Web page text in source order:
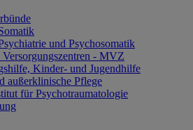
und Psychosomatik
- MVZ
Kinder- und Jugendhilfe
außerklinische Pflege
für Psychotraumatologie